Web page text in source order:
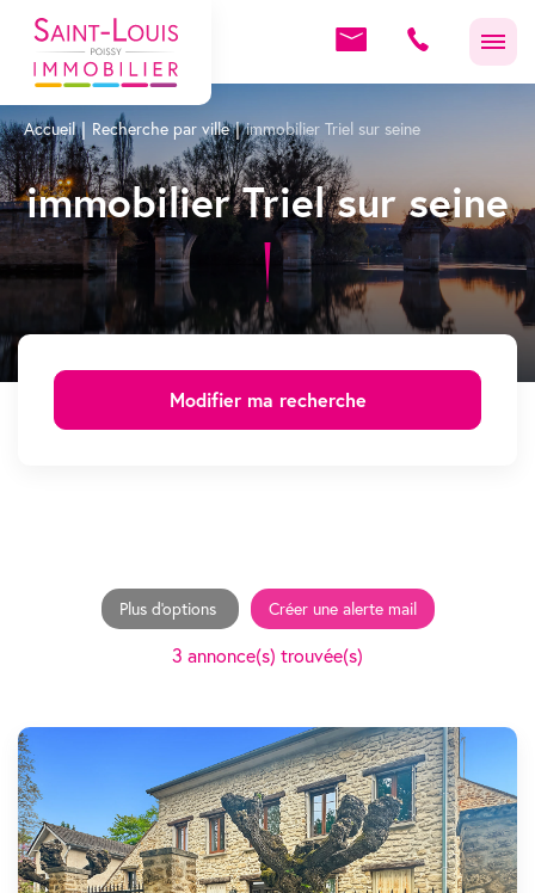
Accueil Recherche par ville immobilier Triel sur seine
Modifier ma recherche
immobilier Triel sur seine
Appartement Triel sur seine (3) Tous les secteurs
3 annonce(s) trouvée(s)
Plus d'options Créer une alerte mail
SOUS COMPROMIS